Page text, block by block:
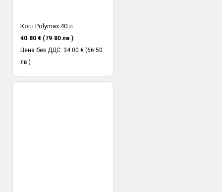
Кош Polymax 40 л.
40.80 € (79.80 лв.)
Цена без ДДС: 34.00 € (66.50
лв.)